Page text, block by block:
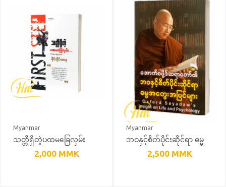
Myanmar
သတ္တိရှိတဲ့ပထမခြေလှမ်း
2,000 MMK
Myanmar
ဘဝနှင့်စိတ်ပိုင်းဆိုင်ရာ ဓမ္မ
အတွေးအမြင်များ
2,500 MMK